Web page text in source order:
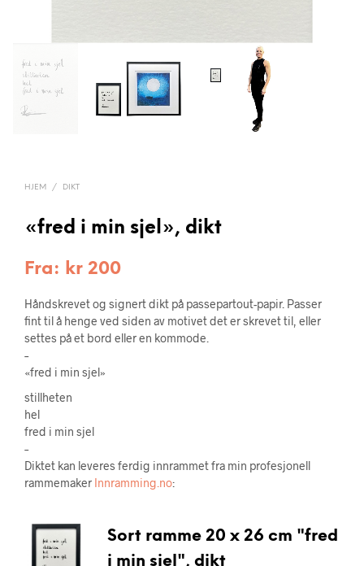
HJEM / DIKT
«fred i min sjel», dikt
Fra: kr 200
Håndskrevet og signert dikt på passepartout-papir. Passer
fint til å henge ved siden av motivet det er skrevet til, eller
settes på et bord eller en kommode.
–
«fred i min sjel»
stillheten
hel
fred i min sjel
–
Diktet kan leveres ferdig innrammet fra min profesjonell
rammemaker Innramming.no:
Sort ramme 20 x 26 cm "fred
i min sjel", dikt